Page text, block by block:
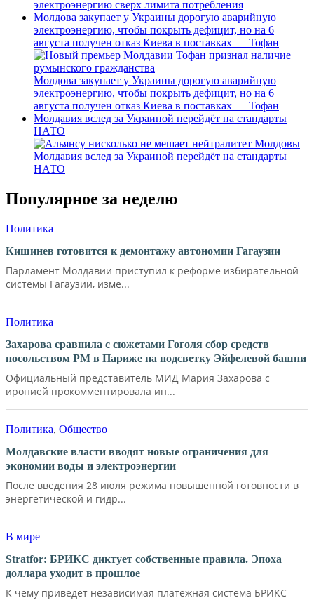
электроэнергию сверх лимита потребления
Молдова закупает у Украины дорогую аварийную
электроэнергию, чтобы покрыть дефицит, но на 6
августа получен отказ Киева в поставках — Тофан
Молдова закупает у Украины дорогую аварийную
электроэнергию, чтобы покрыть дефицит, но на 6
августа получен отказ Киева в поставках — Тофан
Молдавия вслед за Украиной перейдёт на стандарты
НАТО
Молдавия вслед за Украиной перейдёт на стандарты
НАТО
Популярное за неделю
Политика
Кишинев готовится к демонтажу автономии Гагаузии
Парламент Молдавии приступил к реформе избирательной
системы Гагаузии, изме...
Политика
Захарова сравнила с сюжетами Гоголя сбор средств
посольством РМ в Париже на подсветку Эйфелевой башни
Официальный представитель МИД Мария Захарова с
иронией прокомментировала ин...
Политика, Общество
Молдавские власти вводят новые ограничения для
экономии воды и электроэнергии
После введения 28 июля режима повышенной готовности в
энергетической и гидр...
В мире
Stratfor: БРИКС диктует собственные правила. Эпоха
доллара уходит в прошлое
К чему приведет независимая платежная система БРИКС